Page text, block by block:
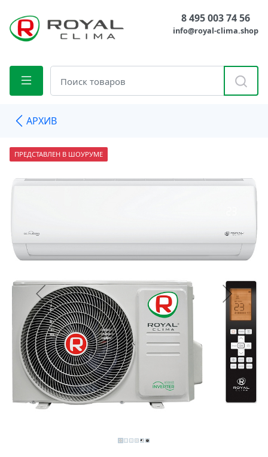
8 495 003 74 56
info@royal-clima.shop
АРХИВ
ПРЕДСТАВЛЕН В ШОУРУМЕ